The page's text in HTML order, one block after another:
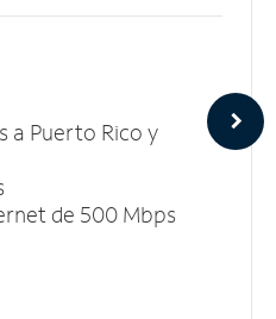
a Puerto Rico y
de 500 Mbps